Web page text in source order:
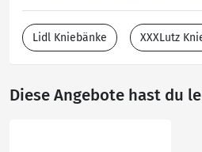
Lidl Kniebänke XXXLutz
Diese Angebote hast du